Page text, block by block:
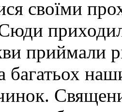
своїми
приймали
багатьох